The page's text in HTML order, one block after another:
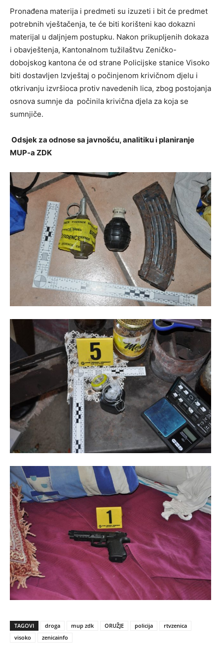
Pronađena materija i predmeti su izuzeti i bit će predmet
potrebnih vještačenja, te će biti korišteni kao dokazni
materijal u daljnjem postupku. Nakon prikupljenih dokaza
i obavještenja, Kantonalnom tužilaštvu Zeničko-
dobojskog kantona će od strane Policijske stanice Visoko
biti dostavljen Izvještaj o počinjenom krivičnom djelu i
otkrivanju izvršioca protiv navedenih lica, zbog postojanja
osnova sumnje da počinila krivična djela za koja se
sumnjiče.
Odsjek za odnose sa javnošću,analitiku i planiranje
MUP-a ZDK
TAGOVI droga mup zdk ORUŽJE policija
rtvzenica
visoko
zenicainfo